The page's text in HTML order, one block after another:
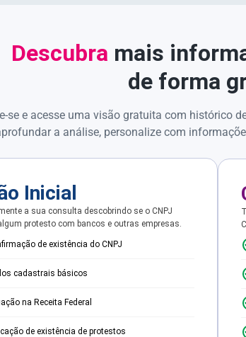
Descubra mais
de forma
se e acesse uma visão gratuita com histórico
a análise, personalize com
Inicial
a sua consulta descobrindo se o CNPJ
protesto com bancos e outras empresas.
de existência do CNPJ
cadastrais básicos
na Receita Federal
de existência de protestos